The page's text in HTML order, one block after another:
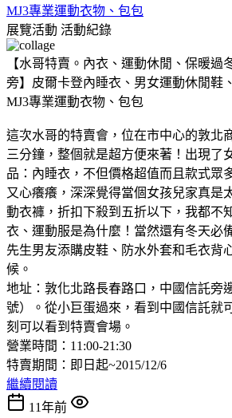
MJ3專業運動衣物、包包
展覽活動 活動紀錄
【水哥特賣。內衣、運動休閒、保暖過
旁】皮爾卡登內睡衣、男女運動休閒鞋
MJ3專業運動衣物、包包
這次水哥的特賣會，位在市中心的敦北
三分鐘，整個就是超方便來著！出現了
品：內睡衣，不但價格超值而且款式眾
又心癢癢，深深覺得當個女孩兒家真是
動衣褲，折扣下殺到五折以下，我都不
衣、運動服是為什麼！當然還有冬天必
先生男友添購皮鞋、防水外套和毛衣背
候。
地址：敦化北路長春路口，中國信託旁
號）。從小巨蛋過來，看到中國信託就
刻可以看到特賣會場。
營業時間：11:00-21:30
特賣期間：即日起~2015/12/6
繼續閱讀
11年前